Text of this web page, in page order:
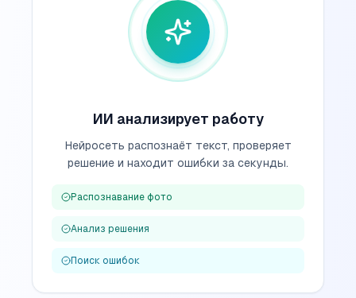
ИИ анализирует работу
Нейросеть распознаёт текст, проверяет
решение и находит ошибки за секунды.
Распознавание фото
Анализ решения
Поиск ошибок